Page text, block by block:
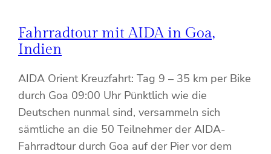
Fahrradtour mit AIDA in Goa,
Indien
AIDA Orient Kreuzfahrt: Tag 9 – 35 km per Bike
durch Goa 09:00 Uhr Pünktlich wie die
Deutschen nunmal sind, versammeln sich
sämtliche an die 50 Teilnehmer der AIDA-
Fahrradtour durch Goa auf der Pier vor dem